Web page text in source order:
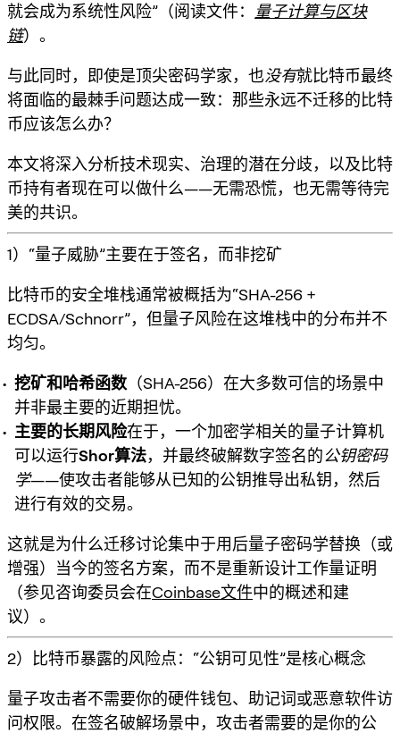
就会成为系统性风险”（阅读文件： 量子计算与区块
链）。
与此同时，即使是顶尖密码学家，也没有就比特币最终
将面临的最棘手问题达成一致： 那些永远不迁移的比特
币应该怎么办？
本文将深入分析技术现实、治理的潜在分歧，以及比特
币持有者现在可以做什么——无需恐慌，也无需等待完
美的共识。
1）“量子威胁”主要在于签名，而非挖矿
比特币的安全堆栈通常被概括为“SHA-256 +
ECDSA/Schnorr”，但量子风险在这堆栈中的分布并不
均匀。
挖矿和哈希函数 （SHA-256）在大多数可信的场景中
并非最主要的近期担忧。
主要的长期风险在于，一个加密学相关的量子计算机
可以运行Shor算法，并最终破解数字签名的公钥密码
学——使攻击者能够从已知的公钥推导出私钥，然后
进行有效的交易。
这就是为什么迁移讨论集中于用后量子密码学替换（或
增强）当今的签名方案，而不是重新设计工作量证明
（参见咨询委员会在Coinbase文件中的概述和建
议）。
2）比特币暴露的风险点：“公钥可见性”是核心概念
量子攻击者不需要你的硬件钱包、助记词或恶意软件访
问权限。在签名破解场景中，攻击者需要的是你的公